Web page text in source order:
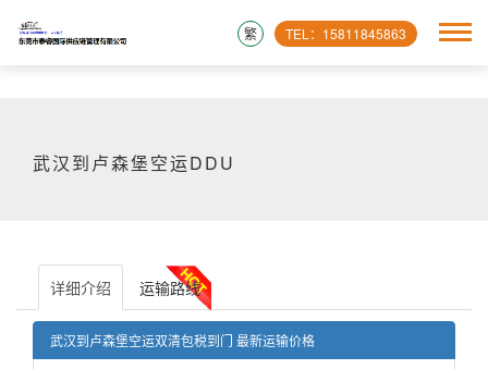
TEL：15811845863
繁
武汉到卢森堡空运DDU
详细介绍 运输路线
武汉到卢森堡空运双清包税到门 最新运输价格